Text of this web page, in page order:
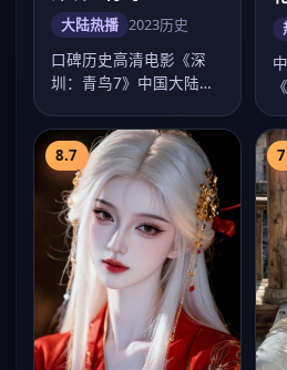
大陆热播 2023历史
口碑历史高清电影《深
圳：青鸟7》中国大陆热
深刻，饶晓志调度…
8.7